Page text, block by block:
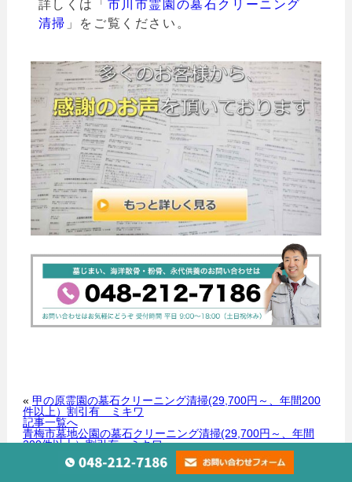
詳しくは「 市川市霊園の墓石クリーニング
清掃 」をご覧ください。
« 甲の原霊園の墓石クリーニング清掃(29,700円～、年間200
件以上）割引有 ミキワ
記事一覧へ
青梅市墓地公園の墓石クリーニング清掃(29,700円～、年間
200件以上）割引有 ミキワ»